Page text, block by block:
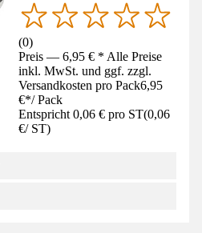
(0)
Preis — 6,95 € * Alle Preise
inkl. MwSt. und ggf. zzgl.
Versandkosten pro Pack6,95
€*/ Pack
Entspricht 0,06 € pro ST(0,06
€/ ST)